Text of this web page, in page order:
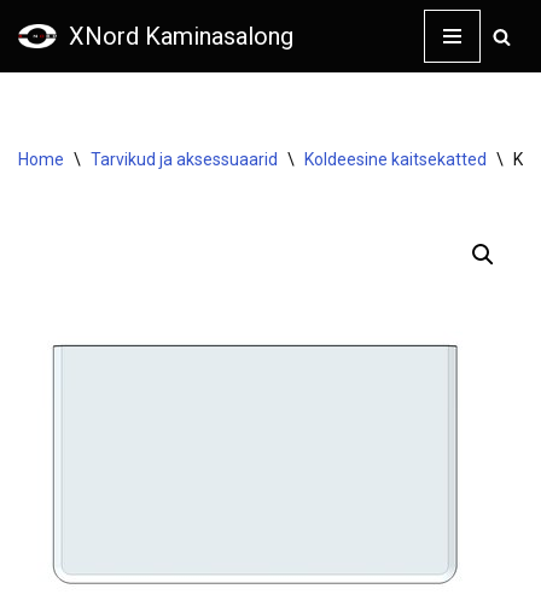
XNord Kaminasalong
Home \ Tarvikud ja aksessuaarid \ Koldeesine kaitsekatted \